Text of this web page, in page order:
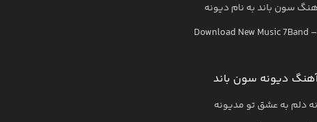
سون باندبه نامدیونه
Download New Music7Band –
دیونه سون باند
دلم به عشق تو مدیونه